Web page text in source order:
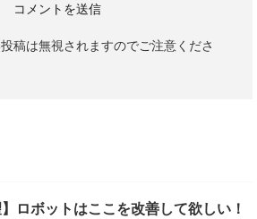
稿は無視されますのでご注意くださ
】ロボットはここを改善して欲しい！